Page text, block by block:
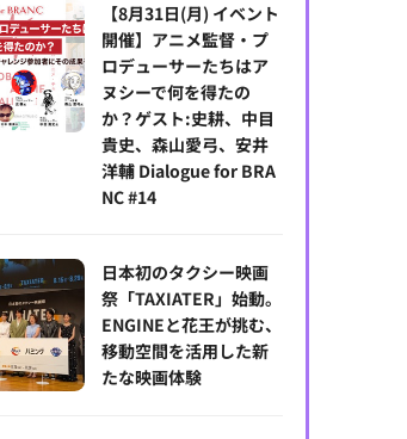
ン氏
【8月31日(月) イベント
開催】アニメ監督・プ
ロデューサーたちはア
ヌシーで何を得たの
か？ゲスト:史耕、中目
貴史、森山愛弓、安井
洋輔 Dialogue for BRA
NC #14
日本初のタクシー映画
祭「TAXIATER」始動。
ENGINEと花王が挑む、
移動空間を活用した新
たな映画体験